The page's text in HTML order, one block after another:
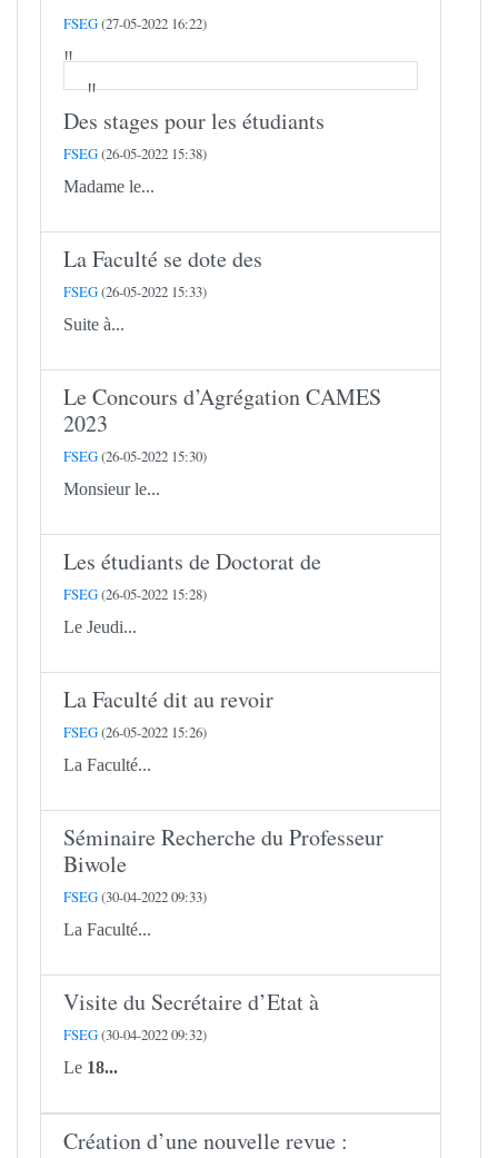
FSEG(27-05-2022 16:22)
Des stages pour les étudiants
FSEG(26-05-2022 15:38)
Madame le...
La Faculté se dote des
FSEG(26-05-2022 15:33)
Suite à...
Le Concours d’Agrégation CAMES
2023
FSEG(26-05-2022 15:30)
Monsieur le...
Les étudiants de Doctorat de
FSEG(26-05-2022 15:28)
Le Jeudi...
La Faculté dit au revoir
FSEG(26-05-2022 15:26)
La Faculté...
Séminaire Recherche du Professeur
Biwole
FSEG(30-04-2022 09:33)
La Faculté...
Visite du Secrétaire d’Etat à
FSEG(30-04-2022 09:32)
Le 18...
Création d’une nouvelle revue :